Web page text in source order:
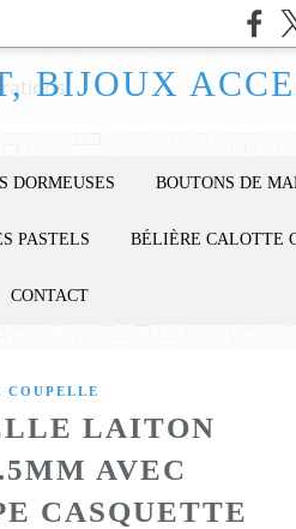
DORMEUSES BOUTONS DE
PASTELS BÉLIÈRE CALOTTE
CONTACT
COUPELLE
LAITON
AVEC
CASQUETTE